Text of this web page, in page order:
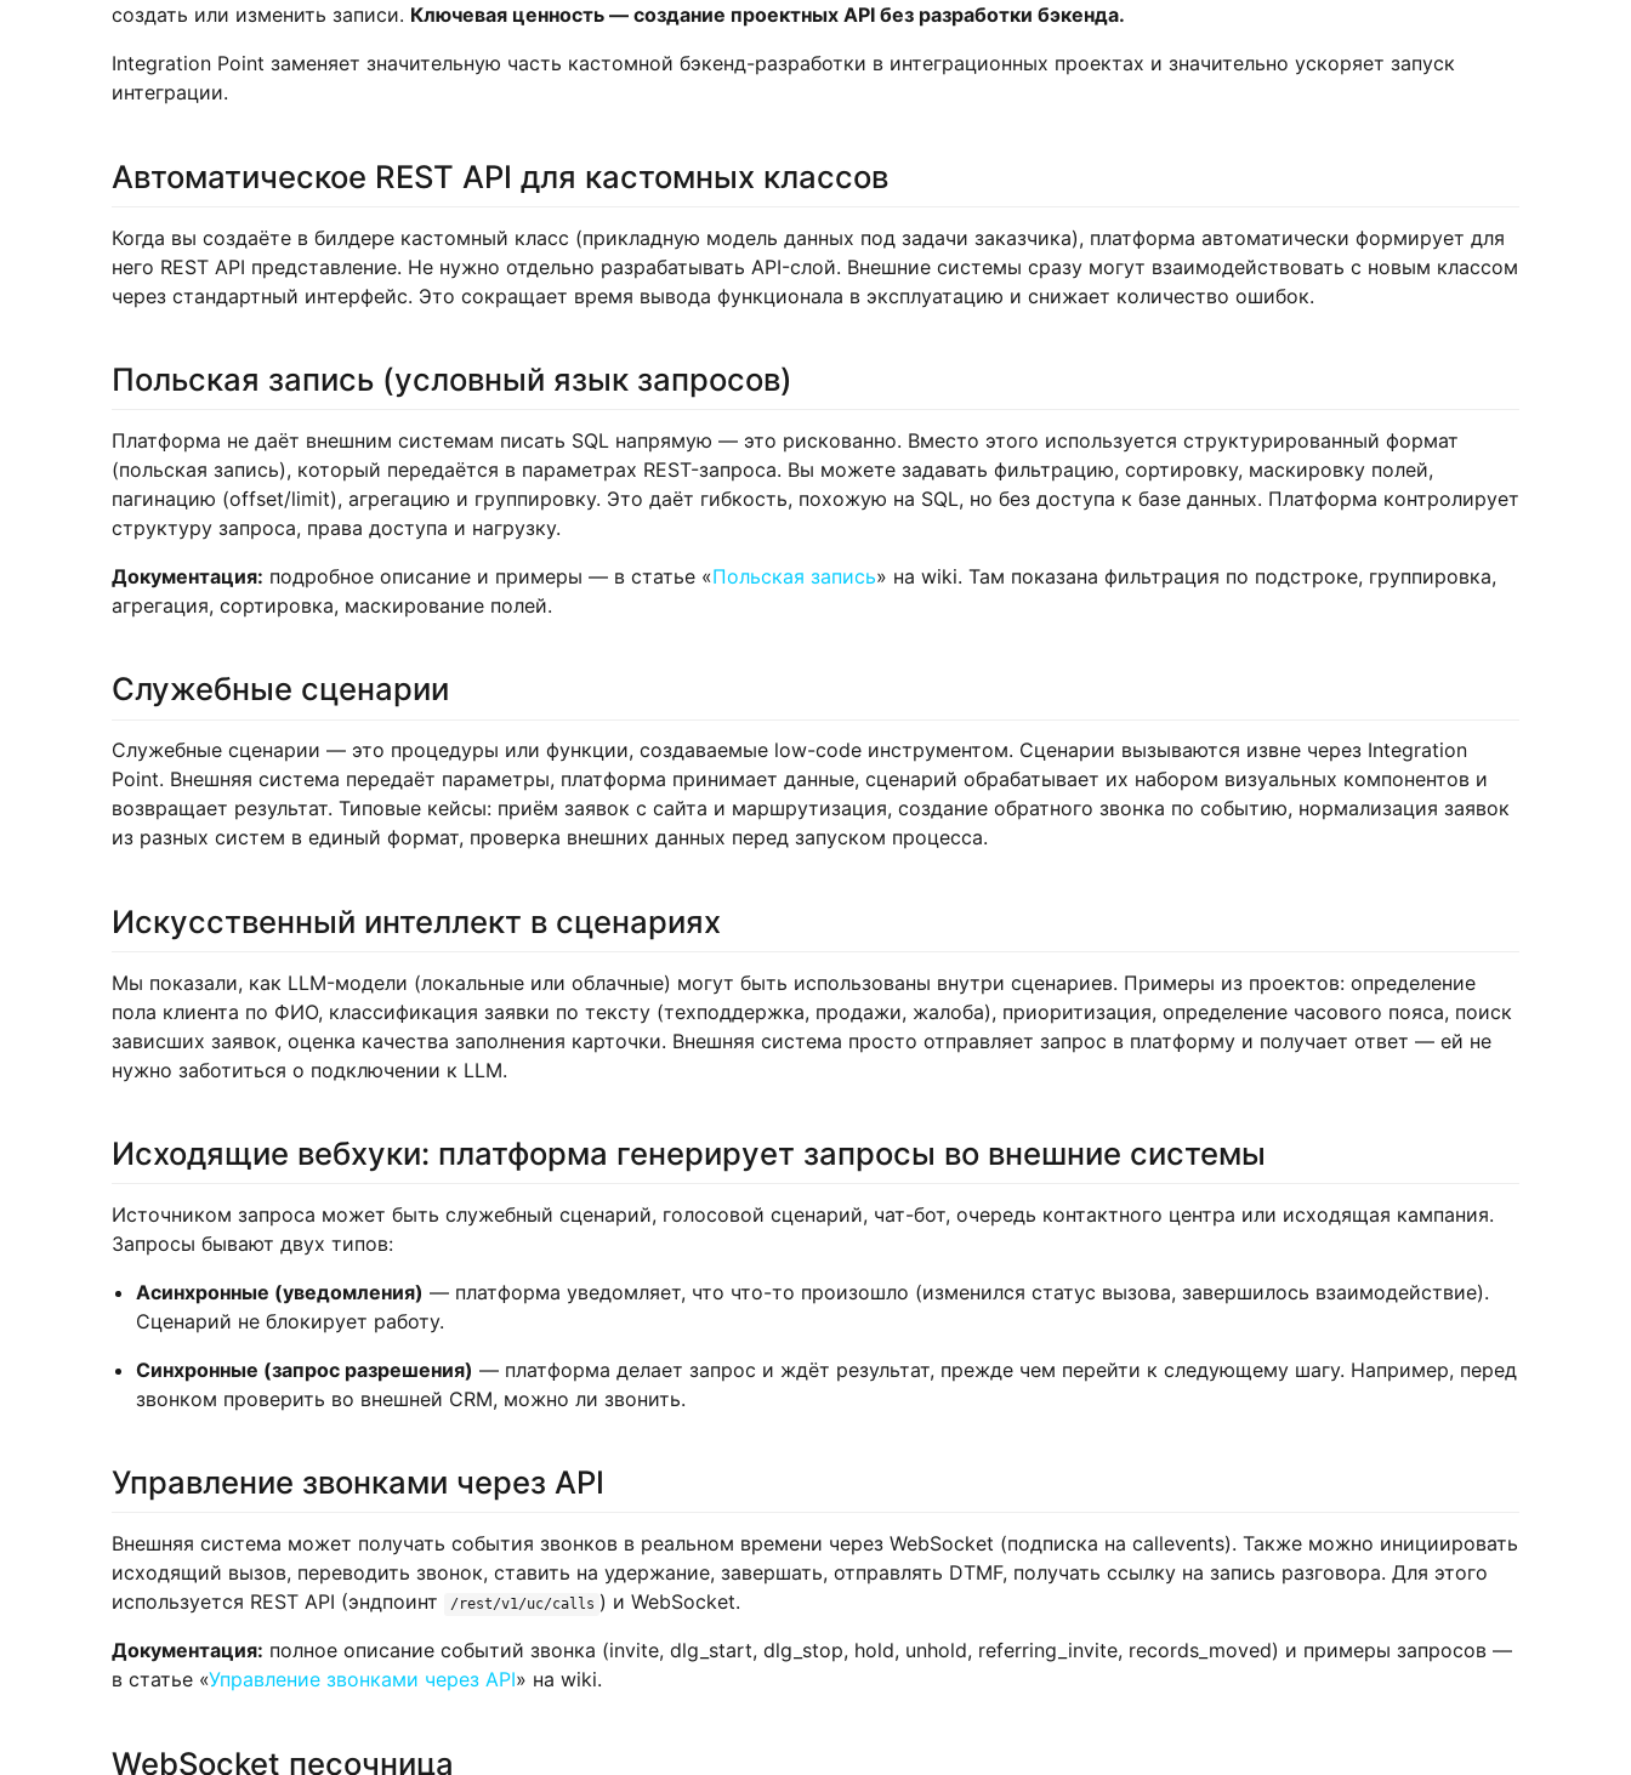
создать или изменить записи. Ключевая ценность — создание проектных API без разработки бэкенда.
Integration Point заменяет значительную часть кастомной бэкенд-разработки в интеграционных проектах и значительно ускоряет запуск
интеграции.
Автоматическое REST API для кастомных классов
Когда вы создаёте в билдере кастомный класс (прикладную модель данных под задачи заказчика), платформа автоматически формирует для
него REST API представление. Не нужно отдельно разрабатывать API-слой. Внешние системы сразу могут взаимодействовать с новым классом
через стандартный интерфейс. Это сокращает время вывода функционала в эксплуатацию и снижает количество ошибок.
Польская запись (условный язык запросов)
Платформа не даёт внешним системам писать SQL напрямую — это рискованно. Вместо этого используется структурированный формат
(польская запись), который передаётся в параметрах REST-запроса. Вы можете задавать фильтрацию, сортировку, маскировку полей,
пагинацию (offset/limit), агрегацию и группировку. Это даёт гибкость, похожую на SQL, но без доступа к базе данных. Платформа контролирует
структуру запроса, права доступа и нагрузку.
Документация: подробное описание и примеры — в статье «Польская запись» на wiki. Там показана фильтрация по подстроке, группировка,
агрегация, сортировка, маскирование полей.
Служебные сценарии
Служебные сценарии — это процедуры или функции, создаваемые low-code инструментом. Сценарии вызываются извне через Integration
Point. Внешняя система передаёт параметры, платформа принимает данные, сценарий обрабатывает их набором визуальных компонентов и
возвращает результат. Типовые кейсы: приём заявок с сайта и маршрутизация, создание обратного звонка по событию, нормализация заявок
из разных систем в единый формат, проверка внешних данных перед запуском процесса.
Искусственный интеллект в сценариях
Мы показали, как LLM-модели (локальные или облачные) могут быть использованы внутри сценариев. Примеры из проектов: определение
пола клиента по ФИО, классификация заявки по тексту (техподдержка, продажи, жалоба), приоритизация, определение часового пояса, поиск
зависших заявок, оценка качества заполнения карточки. Внешняя система просто отправляет запрос в платформу и получает ответ — ей не
нужно заботиться о подключении к LLM.
Исходящие вебхуки: платформа генерирует запросы во внешние системы
Источником запроса может быть служебный сценарий, голосовой сценарий, чат-бот, очередь контактного центра или исходящая кампания.
Запросы бывают двух типов:
Асинхронные (уведомления) — платформа уведомляет, что что-то произошло (изменился статус вызова, завершилось взаимодействие).
Сценарий не блокирует работу.
Синхронные (запрос разрешения) — платформа делает запрос и ждёт результат, прежде чем перейти к следующему шагу. Например, перед
звонком проверить во внешней CRM, можно ли звонить.
Управление звонками через API
Внешняя система может получать события звонков в реальном времени через WebSocket (подписка на callevents). Также можно инициировать
исходящий вызов, переводить звонок, ставить на удержание, завершать, отправлять DTMF, получать ссылку на запись разговора. Для этого
используется REST API (эндпоинт
/rest/v1/uc/calls ) и WebSocket.
Документация: полное описание событий звонка (invite, dlg_start, dlg_stop, hold, unhold, referring_invite, records_moved) и примеры запросов —
в статье «Управление звонками через API» на wiki.
WebSocket песочница